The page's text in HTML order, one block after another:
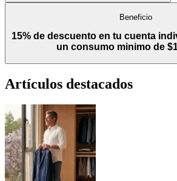
Beneficio
15% de descuento en tu cuenta
un consumo minimo de
Artículos destacados